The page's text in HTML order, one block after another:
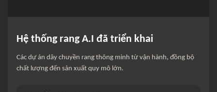
Hệ thống rang A.I đã triển khai
Các dự án dây chuyền rang thông minh từ vận hành, đồng bộ
chất lượng đến sản xuất quy mô lớn.